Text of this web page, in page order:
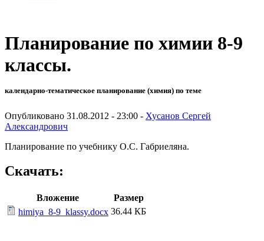
Планирование по химии 8-9
классы.
календарно-тематическое планирование (химия) по теме
Опубликовано 31.08.2012 - 23:00 - Хусанов Сергей
Александрович
Планирование по учебнику О.С. Габриеляна.
Скачать:
Вложение
Размер
himiya_8-9_klassy.docx 36.44 КБ